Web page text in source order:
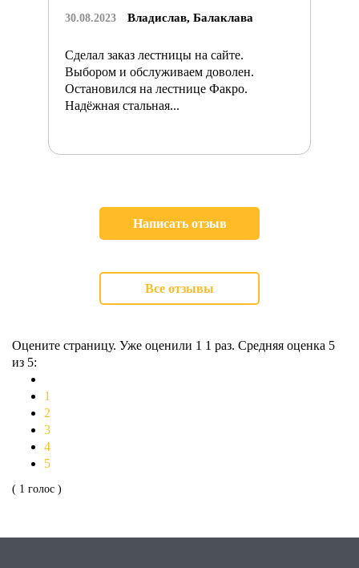
30.08.2023 Владислав, Балаклава
Сделал заказ лестницы на сайте.
Выбором и обслуживаем доволен.
Остановился на лестнице Факро.
Надёжная стальная...
Написать отзыв
Все отзывы
Оцените страницу. Уже оценили 1 1 раз. Средняя оценка 5
из 5:
1
2
3
4
5
( 1 голос )